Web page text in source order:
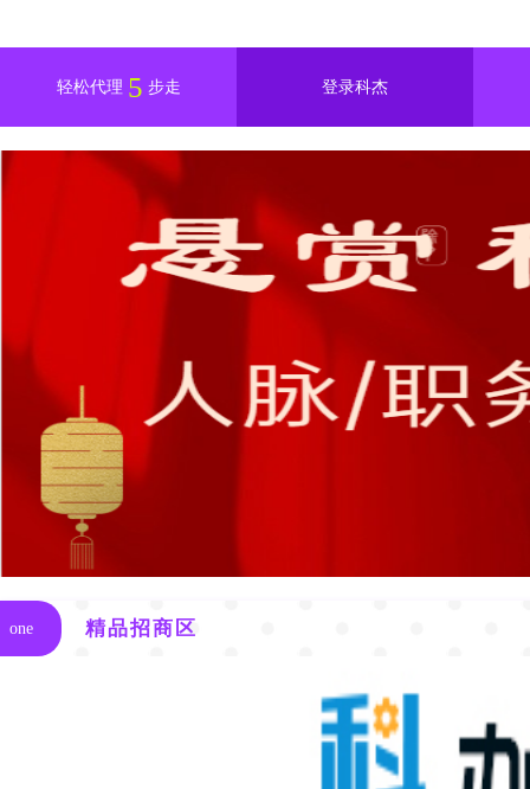
轻松代理 5 步走 登录科杰
one 精品招商区